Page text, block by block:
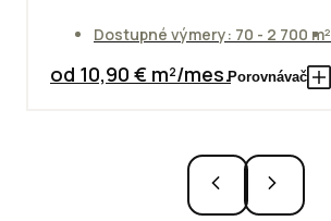
Dostupné výmery: 70 - 2 700 m²
od 10,90 € m²/mes.Porovnávač